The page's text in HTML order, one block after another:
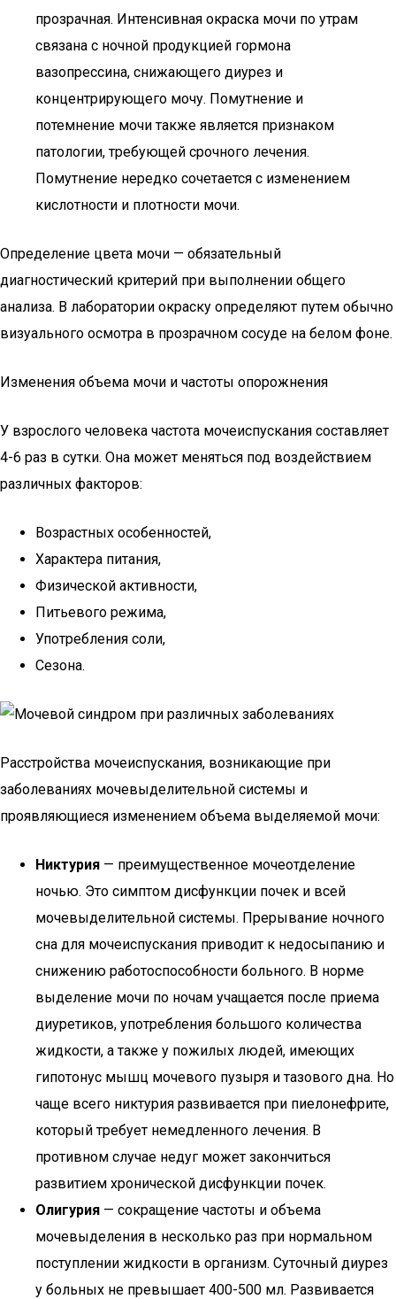
прозрачная. Интенсивная окраска мочи по утрам
связана с ночной продукцией гормона
вазопрессина, снижающего диурез и
концентрирующего мочу. Помутнение и
потемнение мочи также является признаком
патологии, требующей срочного лечения.
Помутнение нередко сочетается с изменением
кислотности и плотности мочи.
Определение цвета мочи — обязательный
диагностический критерий при выполнении общего
анализа. В лаборатории окраску определяют путем обычно
визуального осмотра в прозрачном сосуде на белом фоне.
Изменения объема мочи и частоты опорожнения
У взрослого человека частота мочеиспускания составляет
4-6 раз в сутки. Она может меняться под воздействием
различных факторов:
Возрастных особенностей,
Характера питания,
Физической активности,
Питьевого режима,
Употребления соли,
Сезона.
Расстройства мочеиспускания, возникающие при
заболеваниях мочевыделительной системы и
проявляющиеся изменением объема выделяемой мочи:
Никтурия — преимущественное мочеотделение
ночью. Это симптом дисфункции почек и всей
мочевыделительной системы. Прерывание ночного
сна для мочеиспускания приводит к недосыпанию и
снижению работоспособности больного. В норме
выделение мочи по ночам учащается после приема
диуретиков, употребления большого количества
жидкости, а также у пожилых людей, имеющих
гипотонус мышц мочевого пузыря и тазового дна. Но
чаще всего никтурия развивается при пиелонефрите,
который требует немедленного лечения. В
противном случае недуг может закончиться
развитием хронической дисфункции почек.
Олигурия — сокращение частоты и объема
мочевыделения в несколько раз при нормальном
поступлении жидкости в организм. Суточный диурез
у больных не превышает 400-500 мл. Развивается